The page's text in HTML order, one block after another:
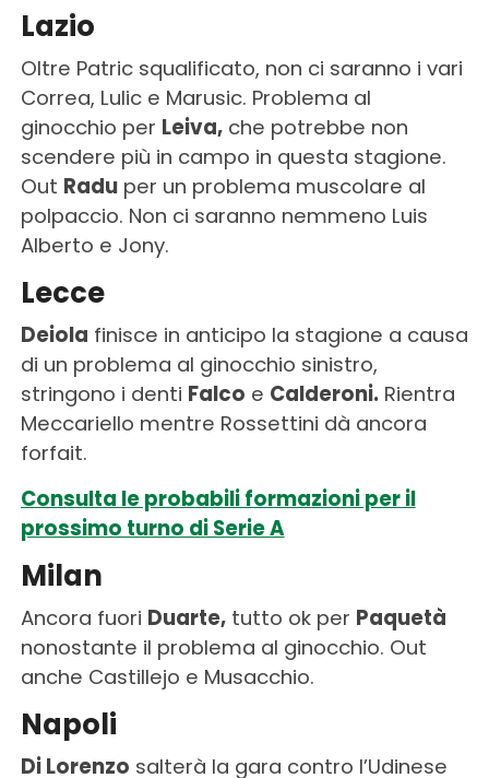
Lazio
Oltre Patric squalificato, non ci saranno i vari
Correa, Lulic e Marusic. Problema al
ginocchio per Leiva,che potrebbe non
scendere più in campo in questa stagione.
Out Raduper un problema muscolare al
polpaccio. Non ci saranno nemmeno Luis
Alberto e Jony.
Lecce
Deiola finisce in anticipo la stagione a causa
di un problema al ginocchio sinistro,
stringono i denti Falco e Calderoni. Rientra
Meccariello mentre Rossettini dà ancora
forfait.
Consulta le probabili formazioni per il
prossimo turno di Serie A
Milan
Ancora fuori Duarte,tutto ok per Paquetà
nonostante il problema al ginocchio. Out
anche Castillejo e Musacchio.
Napoli
Di Lorenzo salterà la gara contro l’Udinese